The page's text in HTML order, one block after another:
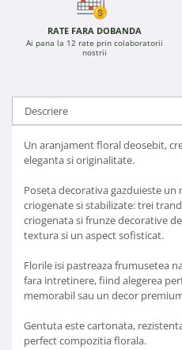
RATE FARA DOBANDA
Ai pana la 12 rate prin colaboratorii
nostrii
Descriere
Un aranjament floral deosebit,
eleganta si originalitate.
Poseta decorativa gazduieste
criogenate si stabilizate: trei
criogenata si frunze decorative
textura si un aspect sofisticat.
Florile isi pastreaza frumusetea
fara intretinere, fiind alegerea
memorabil sau un decor
Gentuta este cartonata,
perfect compozitia florala.